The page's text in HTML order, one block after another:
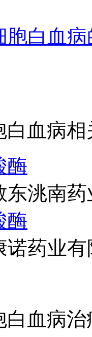
胞白血
血病相
酶
东洮南
酶
诺药业
血病